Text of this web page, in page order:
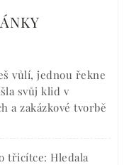
vůlí, jednou řekne
svůj klid v
a zakázkové tvorbě
třicítce: Hledala